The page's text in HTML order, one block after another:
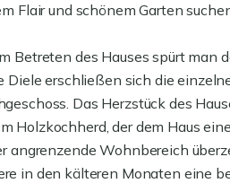
Flair und schönem Garten
Betreten des Hauses spürt man
Diele erschließen sich die
Das Herzstück des
Holzkochherd, der dem Haus
angrenzende Wohnbereich
in den kälteren Monaten eine